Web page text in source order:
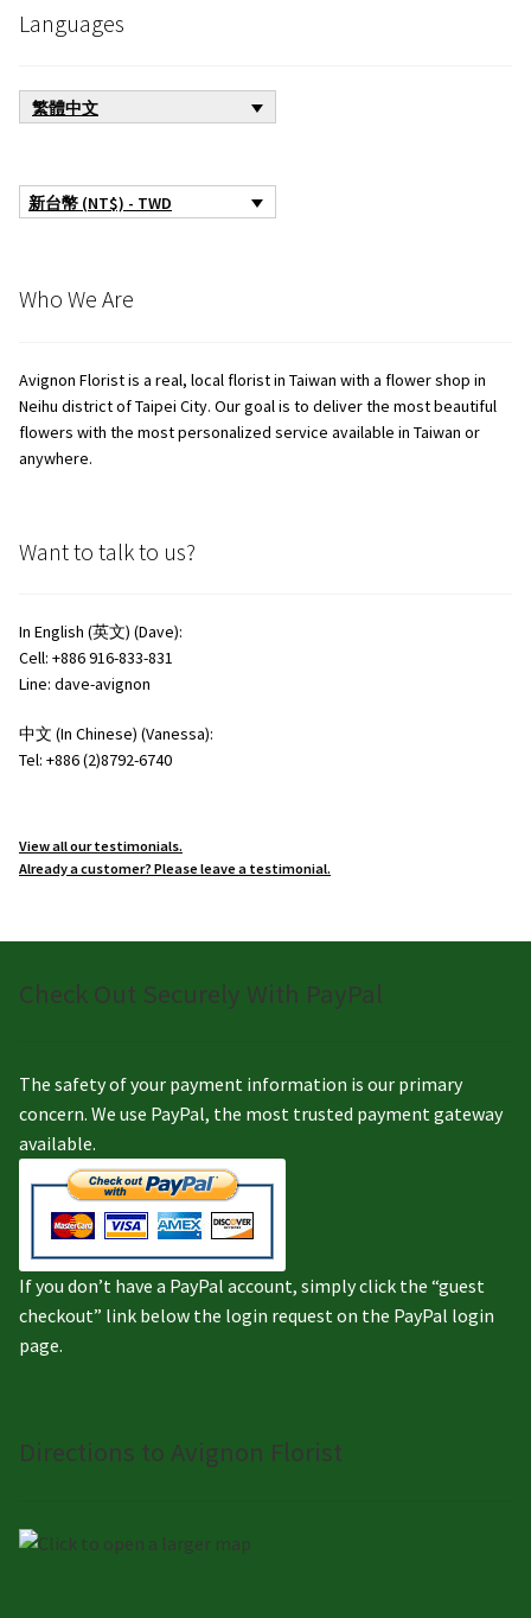
Languages
繁體中文
新台幣 (NT$) - TWD
Who We Are
Avignon Florist is a real, local florist in Taiwan with a flower shop in
Neihu district of Taipei City. Our goal is to deliver the most beautiful
flowers with the most personalized service available in Taiwan or
anywhere.
Want to talk to us?
In English (英文) (Dave):
Cell: +886 916-833-831
Line: dave-avignon
中文 (In Chinese) (Vanessa):
Tel: +886 (2)8792-6740
View all our testimonials.
Already a customer? Please leave a testimonial.
Check Out Securely With PayPal
The safety of your payment information is our primary
concern. We use PayPal, the most trusted payment gateway
available.
If you don’t have a PayPal account, simply click the “guest
checkout” link below the login request on the PayPal login
page.
Directions to Avignon Florist